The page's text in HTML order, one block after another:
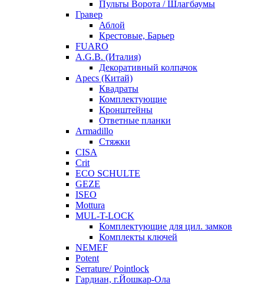
Пульты Ворота / Шлагбаумы
Гравер
Аблой
Крестовые, Барьер
FUARO
A.G.B. (Италия)
Декоративный колпачок
Apecs (Китай)
Квадраты
Комплектующие
Кронштейны
Ответные планки
Armadillo
Стяжки
CISA
Crit
ECO SCHULTE
GEZE
ISEO
Mottura
MUL-T-LOCK
Комплектующие для цил. замков
Комплекты ключей
NEMEF
Potent
Serrature/ Pointlock
Гардиан, г.Йошкар-Ола